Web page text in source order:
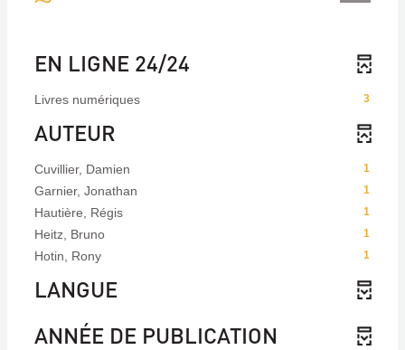
EN LIGNE 24/24
3
Livres numériques
AUTEUR
1
Cuvillier, Damien
1
Garnier, Jonathan
1
Hautière, Régis
1
Heitz, Bruno
1
Hotin, Rony
LANGUE
ANNÉE DE PUBLICATION